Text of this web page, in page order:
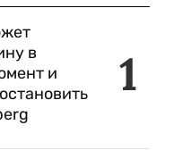
1
в
и